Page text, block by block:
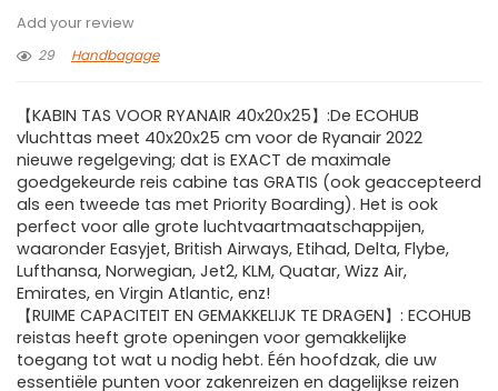
Add your review
29
Handbagage
【KABIN TAS VOOR RYANAIR 40x20x25】:De ECOHUB
vluchttas meet 40x20x25 cm voor de Ryanair 2022
nieuwe regelgeving; dat is EXACT de maximale
goedgekeurde reis cabine tas GRATIS (ook geaccepteerd
als een tweede tas met Priority Boarding). Het is ook
perfect voor alle grote luchtvaartmaatschappijen,
waaronder Easyjet, British Airways, Etihad, Delta, Flybe,
Lufthansa, Norwegian, Jet2, KLM, Quatar, Wizz Air,
Emirates, en Virgin Atlantic, enz!
【RUIME CAPACITEIT EN GEMAKKELIJK TE DRAGEN】: ECOHUB
reistas heeft grote openingen voor gemakkelijke
toegang tot wat u nodig hebt. Één hoofdzak, die uw
essentiële punten voor zakenreizen en dagelijkse reizen